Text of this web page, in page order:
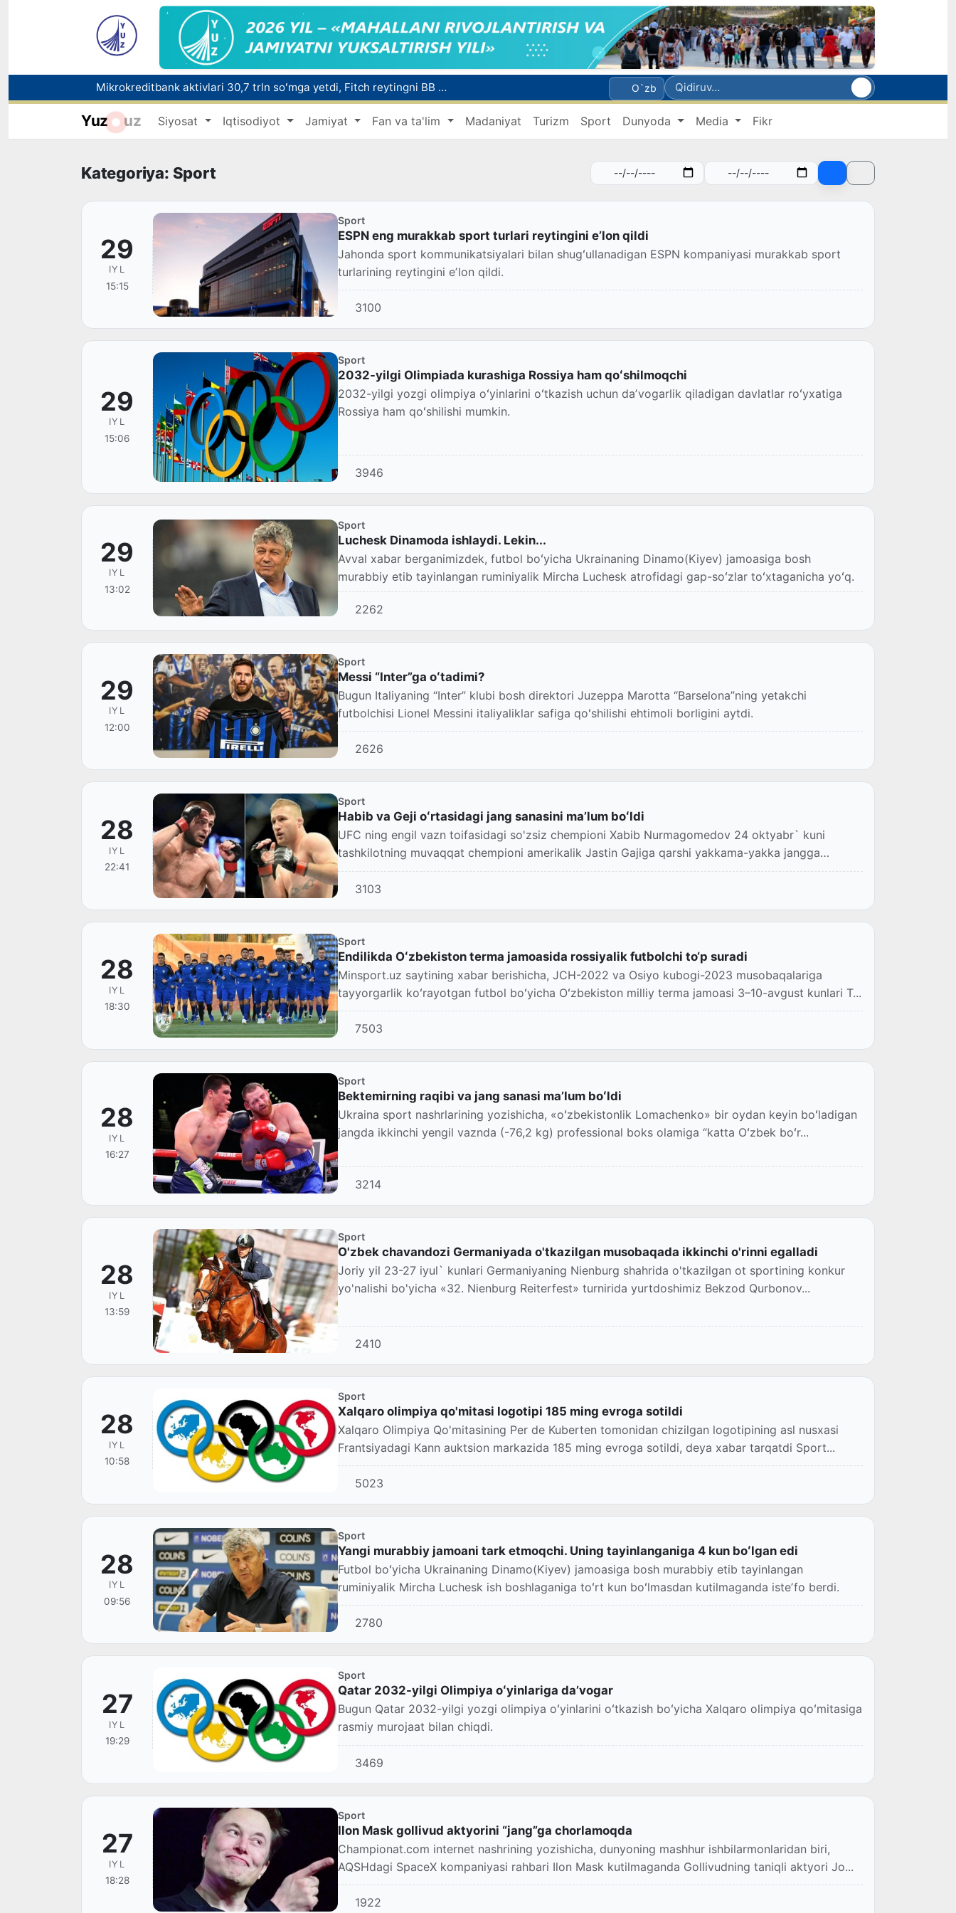
Mikrokreditbank aktivlari 30,7 trln soʻmga yetdi, Fitch reytingni BB darajasiga oshirdi
Malayziya Markaziy Osiyoda tibbiy turizm yoʻnalishi sifatidagi mavqeini mustahkamlamoqda
Polshadagi elchixona ko‘magida ona va bola Vatanga qaytarildi
O`zb
Yuz uz Siyosat Iqtisodiyot Jamiyat Fan va ta'lim Madaniyat Turizm Sport Dunyoda Media Fikr
Kategoriya: Sport
29
IYL
15:15
Sport
ESPN eng murakkab sport turlari reytingini eʼlon qildi
Jahonda sport kommunikatsiyalari bilan shugʻullanadigan ESPN kompaniyasi murakkab sport
turlarining reytingini eʼlon qildi.
3100
29
IYL
15:06
Sport
2032-yilgi Olimpiada kurashiga Rossiya ham qoʻshilmoqchi
2032-yilgi yozgi olimpiya oʻyinlarini oʻtkazish uchun daʼvogarlik qiladigan davlatlar roʻyxatiga
Rossiya ham qoʻshilishi mumkin.
3946
29
IYL
13:02
Sport
Luchesk Dinamoda ishlaydi. Lekin...
Avval xabar berganimizdek, futbol boʻyicha Ukrainaning Dinamo(Kiyev) jamoasiga bosh
murabbiy etib tayinlangan ruminiyalik Mircha Luchesk atrofidagi gap-soʻzlar toʻxtaganicha yoʻq.
2262
29
IYL
12:00
Sport
Messi “Inter”ga oʻtadimi?
Bugun Italiyaning “Inter” klubi bosh direktori Juzeppa Marotta “Barselona”ning yetakchi
futbolchisi Lionel Messini italiyaliklar safiga qoʻshilishi ehtimoli borligini aytdi.
2626
28
IYL
22:41
Sport
Habib va Geji oʻrtasidagi jang sanasini maʼlum boʻldi
UFC ning engil vazn toifasidagi so'zsiz chempioni Xabib Nurmagomedov 24 oktyabr` kuni
tashkilotning muvaqqat chempioni amerikalik Jastin Gajiga qarshi yakkama-yakka jangga
chiqadi.
3103
28
IYL
18:30
Sport
Endilikda Oʻzbekiston terma jamoasida rossiyalik futbolchi to‘p suradi
Minsport.uz saytining xabar berishicha, JCH-2022 va Osiyo kubogi-2023 musobaqalariga
tayyorgarlik koʻrayotgan futbol boʻyicha Oʻzbekiston milliy terma jamoasi 3–10-avgust kunlari T...
7503
28
IYL
16:27
Sport
Bektemirning raqibi va jang sanasi maʼlum boʻldi
Ukraina sport nashrlarining yozishicha, «oʻzbekistonlik Lomachenko» bir oydan keyin boʻladigan
jangda ikkinchi yengil vaznda (-76,2 kg) professional boks olamiga “katta Oʻzbek boʻr...
3214
28
IYL
13:59
Sport
O'zbek chavandozi Germaniyada o'tkazilgan musobaqada ikkinchi o'rinni egalladi
Joriy yil 23-27 iyul` kunlari Germaniyaning Nienburg shahrida o'tkazilgan ot sportining konkur
yo'nalishi bo'yicha «32. Nienburg Reiterfest» turnirida yurtdoshimiz Bekzod Qurbonov...
2410
28
IYL
10:58
Sport
Xalqaro olimpiya qo'mitasi logotipi 185 ming evroga sotildi
Xalqaro Olimpiya Qo'mitasining Per de Kuberten tomonidan chizilgan logotipining asl nusxasi
Frantsiyadagi Kann auktsion markazida 185 ming evroga sotildi, deya xabar tarqatdi Sport...
5023
28
IYL
09:56
Sport
Yangi murabbiy jamoani tark etmoqchi. Uning tayinlanganiga 4 kun boʻlgan edi
Futbol boʻyicha Ukrainaning Dinamo(Kiyev) jamoasiga bosh murabbiy etib tayinlangan
ruminiyalik Mircha Luchesk ish boshlaganiga toʻrt kun boʻlmasdan kutilmaganda isteʼfo berdi.
2780
27
IYL
19:29
Sport
Qatar 2032-yilgi Olimpiya oʻyinlariga daʼvogar
Bugun Qatar 2032-yilgi yozgi olimpiya oʻyinlarini oʻtkazish boʻyicha Xalqaro olimpiya qoʻmitasiga
rasmiy murojaat bilan chiqdi.
3469
27
IYL
18:28
Sport
Ilon Mask gollivud aktyorini “jang”ga chorlamoqda
Championat.com internet nashrining yozishicha, dunyoning mashhur ishbilarmonlaridan biri,
AQSHdagi SpaceX kompaniyasi rahbari Ilon Mask kutilmaganda Gollivudning taniqli aktyori Jo...
1922